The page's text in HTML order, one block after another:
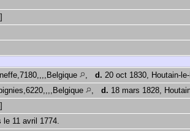
]
, d. 20 oct 1830, Houtain-
, d. 18 mars 1828,
]
le 11 avril 1774.